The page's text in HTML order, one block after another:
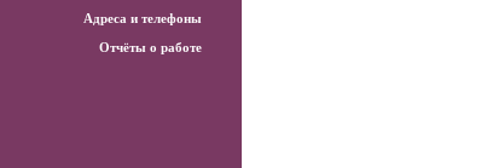
Адреса и телефоны
Отчёты о работе